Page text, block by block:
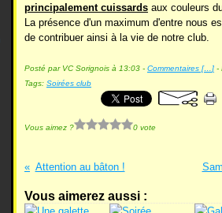
principalement cuissards aux couleurs
La présence d'un maximum d'entre nous
de contribuer ainsi à la vie de notre club.
Posté par VC Sorignois à 13:03 - Commentaires [… ] -
Tags: Soirées club
Vous aimez ? 0 vote
Attention au bâton !
Vous aimerez aussi :